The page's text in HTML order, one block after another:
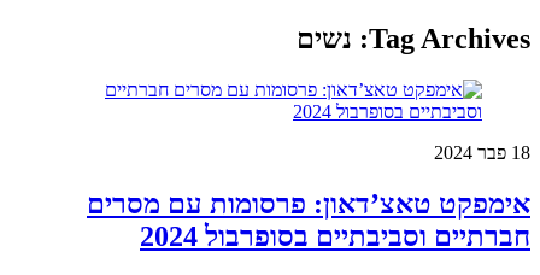
Tag Archives: נשים
18 פבר 2024
אימפקט טאצ’דאון: פרסומות עם מסרים
חברתיים וסביבתיים בסופרבול 2024